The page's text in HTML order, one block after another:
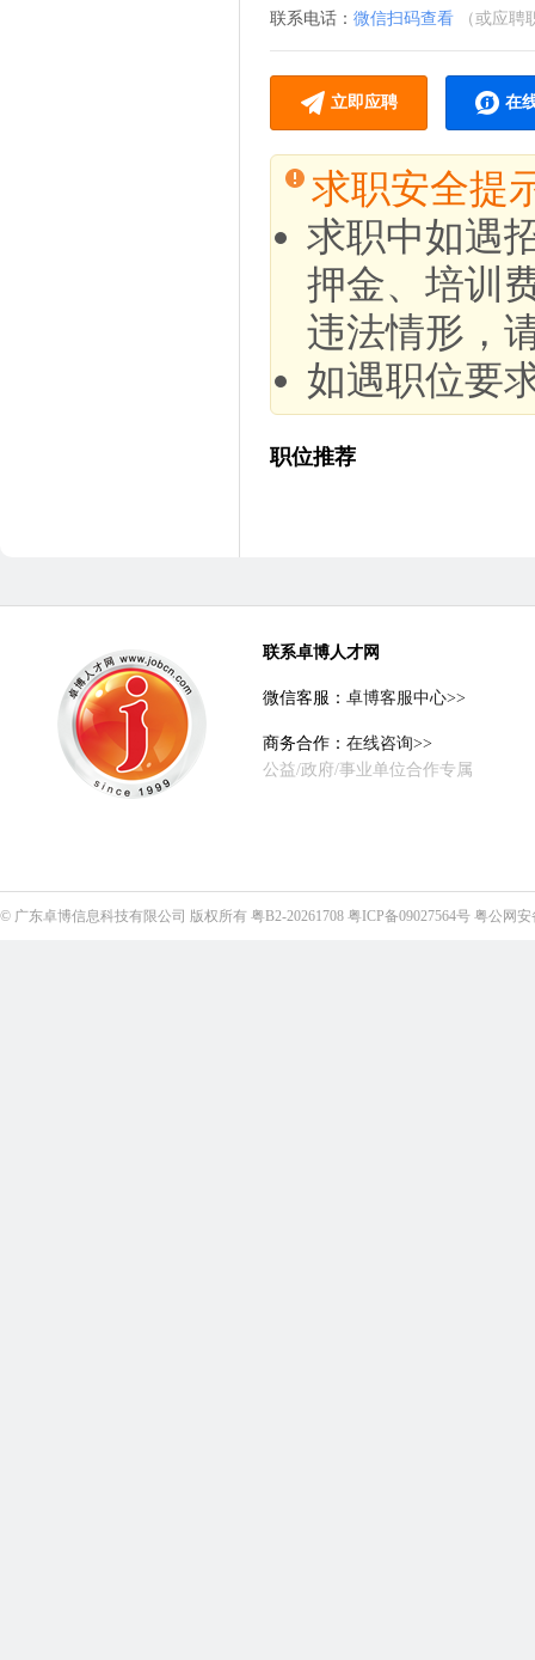
联系电话： 微信扫码查看 （或应聘
立即应聘 在
求职安全提
求职中如遇
押金、培训
违法情形，
如遇职位要
职位推荐
联系卓博人才网
微信客服： 卓博客服中心>>
商务合作： 在线咨询>>
公益/政府/事业单位合作专属
© 广东卓博信息科技有限公司 版权所有 粤B2-20261708 粤ICP备09027564号 粤公网安